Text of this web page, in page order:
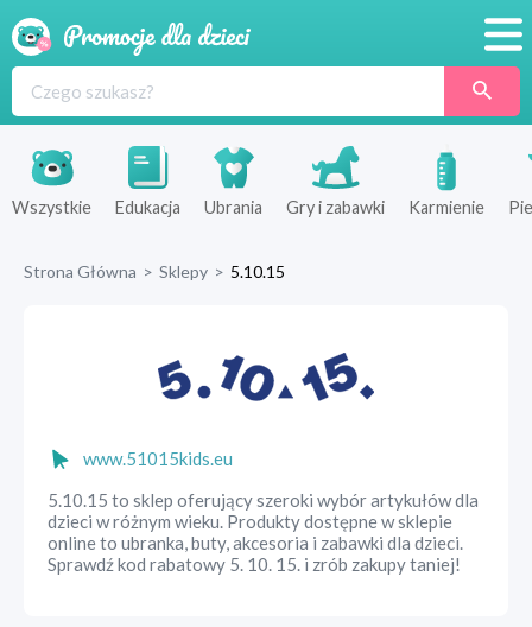
Produkty
Sklepy
Wszystkie Edukacja Ubrania Gry i zabawki Karmienie
Strona Główna > Sklepy > 5.10.15
www.51015kids.eu
5.10.15 to sklep oferujący szeroki wybór artykułów dla
dzieci w różnym wieku. Produkty dostępne w sklepie
online to ubranka, buty, akcesoria i zabawki dla dzieci.
Sprawdź kod rabatowy 5. 10. 15. i zrób zakupy taniej!